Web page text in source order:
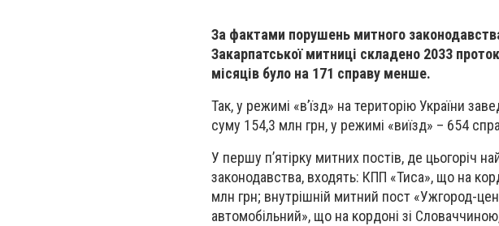
За фактами порушень митного
Закарпатської митниці складено 2033
місяців було на 171 справу менше.
Так, у режимі «в’їзд» на територію України
суму 154,3 млн грн, у режимі «виїзд» – 654
У першу п’ятірку митних постів, де цьогоріч
законодавства, входять: КПП «Тиса», що на
млн грн; внутрішній митний пост «Ужгород-
автомобільний», що на кордоні зі